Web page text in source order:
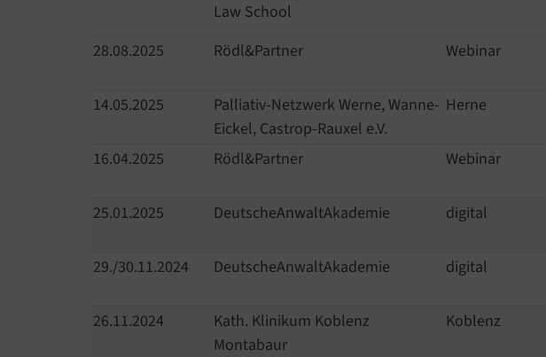
Law School
28.08.2025 Rödl&Partner Webinar
14.05.2025
Palliativ-Netzwerk Werne, Wanne-
Eickel, Castrop-Rauxel e.V.
Herne
16.04.2025 Rödl&Partner Webinar
25.01.2025
DeutscheAnwaltAkademie digital
29./30.11.2024
DeutscheAnwaltAkademie digital
26.11.2024
Kath. Klinikum Koblenz
Montabaur
Koblenz